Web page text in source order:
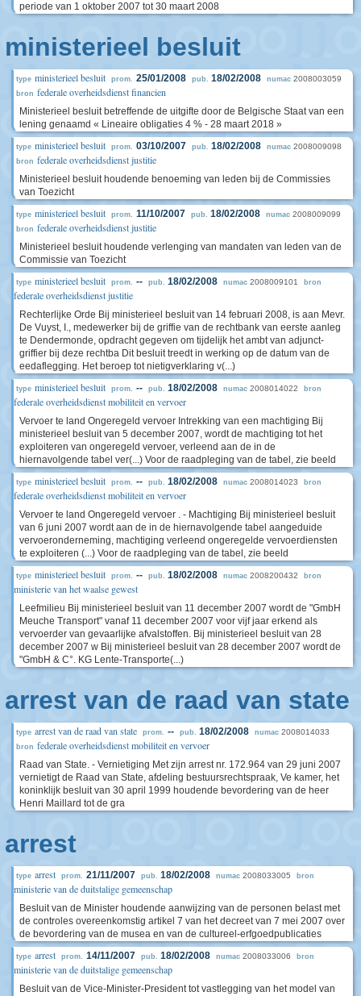
periode van 1 oktober 2007 tot 30 maart 2008
ministerieel besluit
type ministerieel besluit prom. 25/01/2008 pub. 18/02/2008 numac 2008003059
bron federale overheidsdienst financien
Ministerieel besluit betreffende de uitgifte door de Belgische Staat van een
lening genaamd « Lineaire obligaties 4 % - 28 maart 2018 »
type ministerieel besluit prom. 03/10/2007 pub. 18/02/2008 numac 2008009098
bron federale overheidsdienst justitie
Ministerieel besluit houdende benoeming van leden bij de Commissies
van Toezicht
type ministerieel besluit prom. 11/10/2007 pub. 18/02/2008 numac 2008009099
bron federale overheidsdienst justitie
Ministerieel besluit houdende verlenging van mandaten van leden van de
Commissie van Toezicht
type ministerieel besluit prom. -- pub. 18/02/2008 numac 2008009101 bron
federale overheidsdienst justitie
Rechterlijke Orde Bij ministerieel besluit van 14 februari 2008, is aan Mevr.
De Vuyst, I., medewerker bij de griffie van de rechtbank van eerste aanleg
te Dendermonde, opdracht gegeven om tijdelijk het ambt van adjunct-
griffier bij deze rechtba Dit besluit treedt in werking op de datum van de
eedaflegging. Het beroep tot nietigverklaring v(...)
type ministerieel besluit prom. -- pub. 18/02/2008 numac 2008014022 bron
federale overheidsdienst mobiliteit en vervoer
Vervoer te land Ongeregeld vervoer Intrekking van een machtiging Bij
ministerieel besluit van 5 december 2007, wordt de machtiging tot het
exploiteren van ongeregeld vervoer, verleend aan de in de
hiernavolgende tabel ver(...) Voor de raadpleging van de tabel, zie beeld
type ministerieel besluit prom. -- pub. 18/02/2008 numac 2008014023 bron
federale overheidsdienst mobiliteit en vervoer
Vervoer te land Ongeregeld vervoer . - Machtiging Bij ministerieel besluit
van 6 juni 2007 wordt aan de in de hiernavolgende tabel aangeduide
vervoeronderneming, machtiging verleend ongeregelde vervoerdiensten
te exploiteren (...) Voor de raadpleging van de tabel, zie beeld
type ministerieel besluit prom. -- pub. 18/02/2008 numac 2008200432 bron
ministerie van het waalse gewest
Leefmilieu Bij ministerieel besluit van 11 december 2007 wordt de "GmbH
Meuche Transport" vanaf 11 december 2007 voor vijf jaar erkend als
vervoerder van gevaarlijke afvalstoffen. Bij ministerieel besluit van 28
december 2007 w Bij ministerieel besluit van 28 december 2007 wordt de
"GmbH & C°. KG Lente-Transporte(...)
arrest van de raad van state
type arrest van de raad van state prom. -- pub. 18/02/2008 numac 2008014033
bron federale overheidsdienst mobiliteit en vervoer
Raad van State. - Vernietiging Met zijn arrest nr. 172.964 van 29 juni 2007
vernietigt de Raad van State, afdeling bestuursrechtspraak, Ve kamer, het
koninklijk besluit van 30 april 1999 houdende bevordering van de heer
Henri Maillard tot de gra
arrest
type arrest prom. 21/11/2007 pub. 18/02/2008 numac 2008033005 bron
ministerie van de duitstalige gemeenschap
Besluit van de Minister houdende aanwijzing van de personen belast met
de controles overeenkomstig artikel 7 van het decreet van 7 mei 2007 over
de bevordering van de musea en van de cultureel-erfgoedpublicaties
type arrest prom. 14/11/2007 pub. 18/02/2008 numac 2008033006 bron
ministerie van de duitstalige gemeenschap
Besluit van de Vice-Minister-President tot vastlegging van het model van